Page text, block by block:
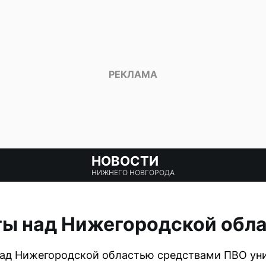
НОВОСТИ
НИЖНЕГО НОВГОРОДА
над Нижегородской
Нижегородской областью средствами ПВО